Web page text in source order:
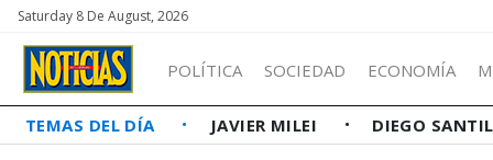
Saturday 8 De August, 2026
POLÍTICA SOCIEDAD ECONOMÍA
TEMAS DEL DÍA JAVIER MILEI DIEGO